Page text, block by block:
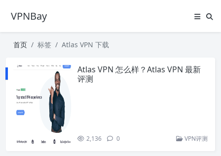
VPNBay
首页 标签 Atlas VPN 下载
Atlas VPN 怎么样？Atlas VPN 最新
评测
2,136 0 VPN评测